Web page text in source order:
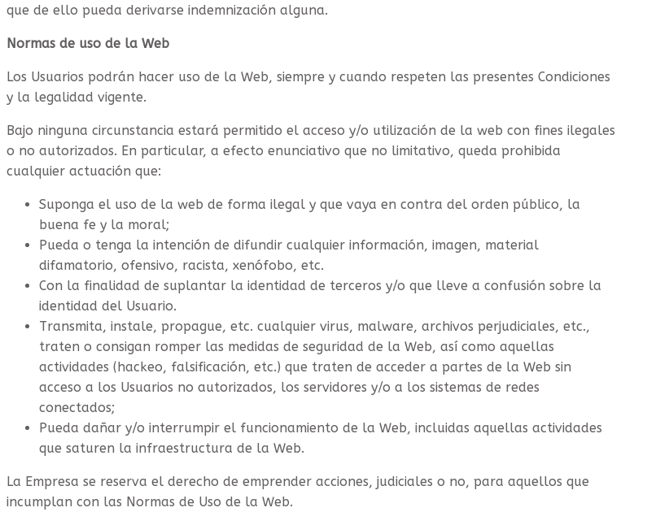
que de ello pueda derivarse indemnización alguna.
Normas de uso de la Web
Los Usuarios podrán hacer uso de la Web, siempre y cuando respeten las presentes Condiciones
y la legalidad vigente.
Bajo ninguna circunstancia estará permitido el acceso y/o utilización de la web con fines ilegales
o no autorizados. En particular, a efecto enunciativo que no limitativo, queda prohibida
cualquier actuación que:
Suponga el uso de la web de forma ilegal y que vaya en contra del orden público, la
buena fe y la moral;
Pueda o tenga la intención de difundir cualquier información, imagen, material
difamatorio, ofensivo, racista, xenófobo, etc.
Con la finalidad de suplantar la identidad de terceros y/o que lleve a confusión sobre la
identidad del Usuario.
Transmita, instale, propague, etc. cualquier virus, malware, archivos perjudiciales, etc.,
traten o consigan romper las medidas de seguridad de la Web, así como aquellas
actividades (hackeo, falsificación, etc.) que traten de acceder a partes de la Web sin
acceso a los Usuarios no autorizados, los servidores y/o a los sistemas de redes
conectados;
Pueda dañar y/o interrumpir el funcionamiento de la Web, incluidas aquellas actividades
que saturen la infraestructura de la Web.
La Empresa se reserva el derecho de emprender acciones, judiciales o no, para aquellos que
incumplan con las Normas de Uso de la Web.